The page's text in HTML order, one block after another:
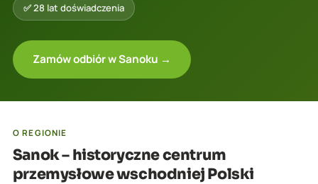
✅ 28 lat doświadczenia
Zamów odbiór w Sanoku →
O REGIONIE
Sanok – historyczne centrum
przemysłowe wschodniej Polski